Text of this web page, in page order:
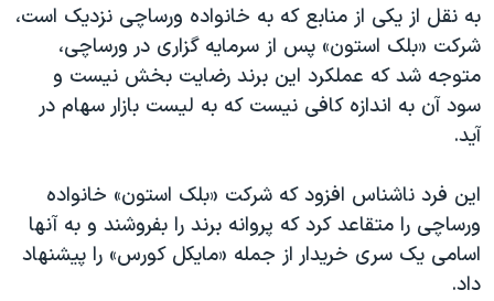
به نقل از یکی از منابع که به خانواده ورساچی نزدیک است،
شرکت «بلک استون» پس از سرمایه گزاری در ورساچی،
متوجه شد که عملکرد این برند رضایت بخش نیست و
سود آن به اندازه کافی نیست که به لیست بازار سهام در
آید.
این فرد ناشناس افزود که شرکت «بلک استون» خانواده
ورساچی را متقاعد کرد که پروانه برند را بفروشند و به آنها
اسامی یک سری خریدار از جمله «مایکل کورس» را پیشنهاد
داد.